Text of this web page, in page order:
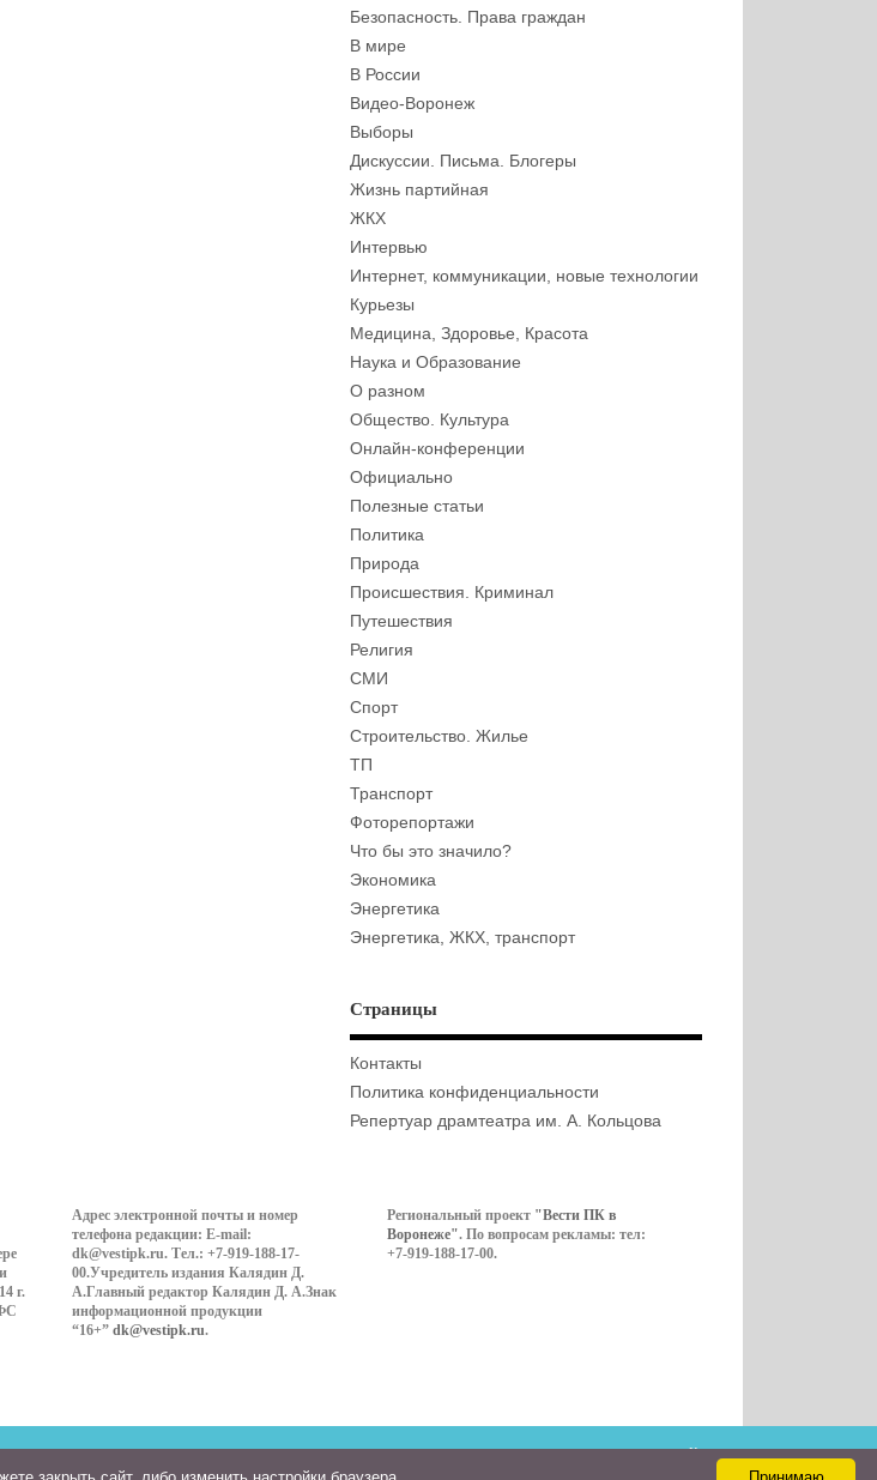
Безопасность. Права граждан
В мире
В России
Видео-Воронеж
Выборы
Дискуссии. Письма. Блогеры
Жизнь партийная
ЖКХ
Интервью
Интернет, коммуникации, новые технологии
Курьезы
Медицина, Здоровье, Красота
Наука и Образование
О разном
Общество. Культура
Онлайн-конференции
Официально
Полезные статьи
Политика
Природа
Происшествия. Криминал
Путешествия
Религия
СМИ
Спорт
Строительство. Жилье
ТП
Транспорт
Фоторепортажи
Что бы это значило?
Экономика
Энергетика
Энергетика, ЖКХ, транспорт
Страницы
Контакты
Политика конфиденциальности
Репертуар драмтеатра им. А. Кольцова
г.
Адрес электронной почты и номер
телефона редакции: E-mail:
dk@vestipk.ru. Тел.: +7-919-188-17-
00.Учредитель издания Калядин Д.
А.Главный редактор Калядин Д. А.Знак
информационной продукции
“16+” dk@vestipk.ru.
Региональный проект "Вести ПК в
Воронеже". По вопросам рекламы: тел:
+7-919-188-17-00.
Контакты